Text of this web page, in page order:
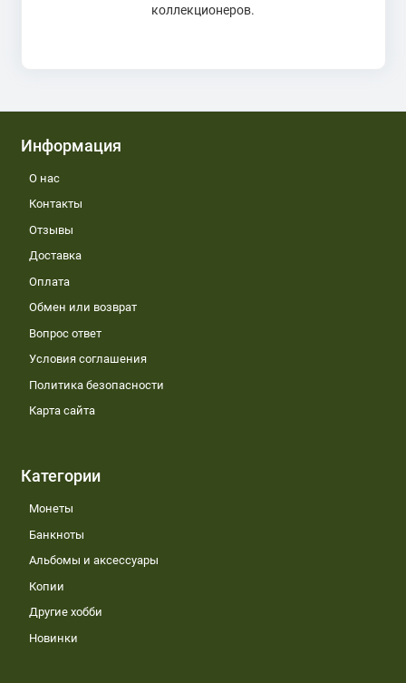
коллекционеров.
Информация
О нас
Контакты
Отзывы
Доставка
Оплата
Обмен или возврат
Вопрос ответ
Условия соглашения
Политика безопасности
Карта сайта
Категории
Монеты
Банкноты
Альбомы и аксессуары
Копии
Другие хобби
Новинки